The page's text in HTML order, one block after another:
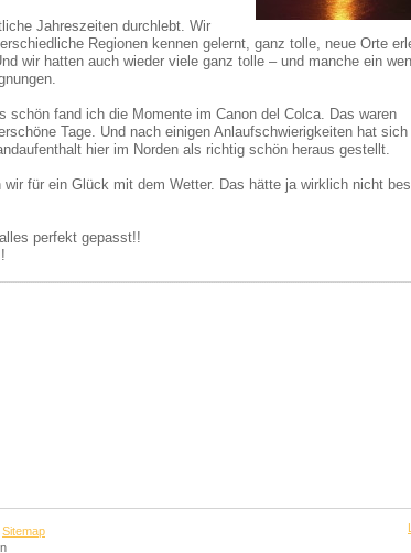
Jahreszeiten durchlebt. Wir
Regionen kennen gelernt, ganz tolle, neue Orte
wir hatten auch wieder viele ganz tolle – und manche ein
schön fand ich die Momente im Canon del Colca. Das waren
Tage. Und nach einigen Anlaufschwierigkeiten hat sich
hier im Norden als richtig schön heraus gestellt.
wir für ein Glück mit dem Wetter. Das hätte ja wirklich nicht
perfekt gepasst!!
Sitemap